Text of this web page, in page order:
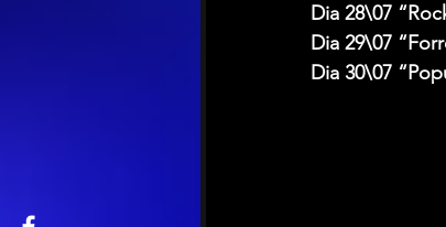
Dia 28\07
Dia 29\07
Dia 30\07